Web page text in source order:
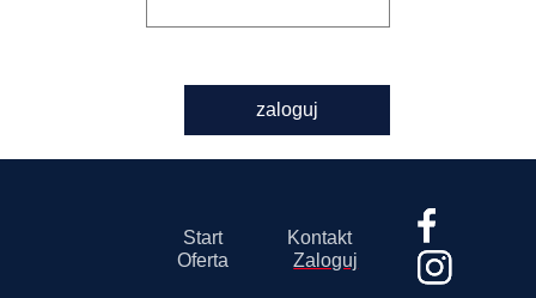
zaloguj
Start
Kontakt
Oferta
Zaloguj